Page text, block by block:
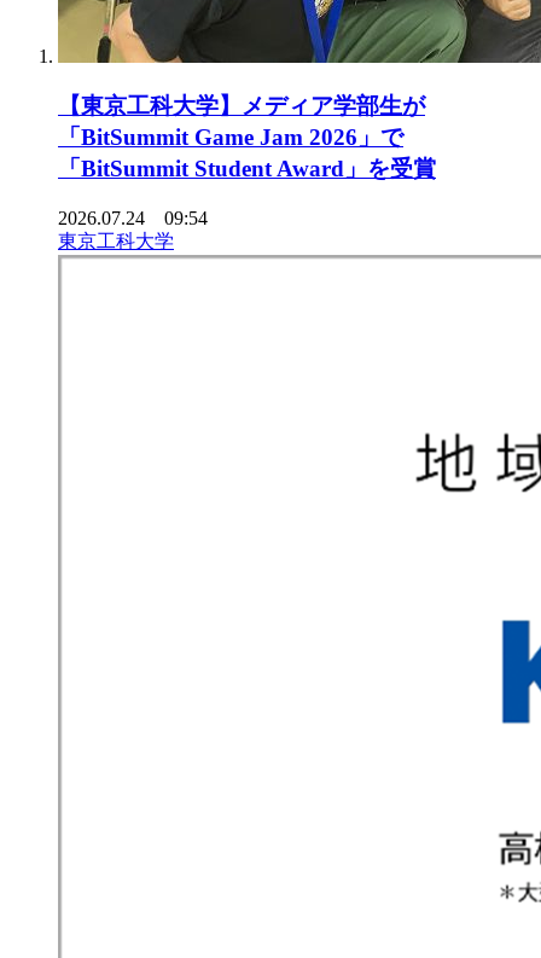
【東京工科大学】メディア学部生が
「BitSummit Game Jam 2026」で
「BitSummit Student Award」を受賞
2026.07.24 09:54
東京工科大学